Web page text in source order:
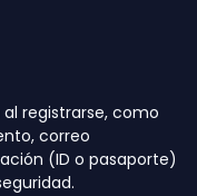
registrarse, como
correo
(ID o pasaporte)